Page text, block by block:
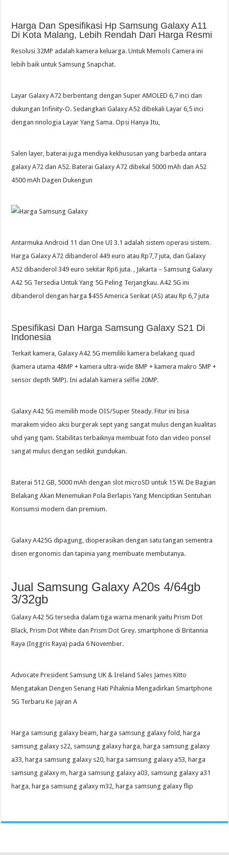
Harga Dan Spesifikasi Hp Samsung Galaxy A11
Di Kota Malang, Lebih Rendah Dari Harga Resmi
Resolusi 32MP adalah kamera keluarga. Untuk Memols Camera ini
lebih baik untuk Samsung Snapchat.
Layar Galaxy A72 berbentang dengan Super AMOLED 6,7 inci dan
dukungan Infinity-O. Sedangkan Galaxy A52 dibekali Layar 6,5 inci
dengan nnologia Layar Yang Sama. Opsi Hanya Itu,
Salen layer, baterai juga mendiya kekhususan yang barbeda antara
galaxy A72 dan A52. Baterai Galaxy A72 dibekal 5000 mAh dan A52
4500 mAh Dagen Dukengun
Antarmuka Android 11 dan One UI 3.1 adalah sistem operasi sistem.
Harga Galaxy A72 dibanderol 449 euro atau Rp7,7 juta, dan Galaxy
A52 dibanderol 349 euro sekitar Rp6 juta. , Jakarta – Samsung Galaxy
A42 5G Tersedia Untuk Yang 5G Peling Terjangkau. A42 5G ini
dibanderol dengan harga $455 America Serikat (AS) atau Rp 6,7 juta
Spesifikasi Dan Harga Samsung Galaxy S21 Di
Indonesia
Terkait kamera, Galaxy A42 5G memiliki kamera belakang quad
(kamera utama 48MP + kamera ultra-wide 8MP + kamera makro 5MP +
sensor depth 5MP). Ini adalah kamera selfie 20MP.
Galaxy A42 5G memilih mode OIS/Super Steady. Fitur ini bisa
marakem video aksi burgerak sept yang sangat mulus dengan kualitas
uhd yang tjam. Stabilitas terbaiknya membuat foto dan video ponsel
sangat mulus dengan sedikit gundukan.
Baterai 512 GB, 5000 mAh dengan slot microSD untuk 15 W. De Bagian
Belakang Akan Menemukan Pola Berlapis Yang Menciptkan Sentuhan
Konsumsi modern dan premium.
Galaxy A425G dipagung, dioperasikan dengan satu tangan sementra
disen ergonomis dan tapinia yang membuate membutanya.
Jual Samsung Galaxy A20s 4/64gb
3/32gb
Galaxy A42 5G tersedia dalam tiga warna menarik yaitu Prism Dot
Black, Prism Dot White dan Prism Dot Grey. smartphone di Britannia
Raya (Inggris Raya) pada 6 November.
Advocate President Samsung UK & Ireland Sales James Kitto
Mengatakan Dengen Senang Hati Pihaknia Mengadirkan Smartphone
5G Terbaru Ke Jajran A
Harga samsung galaxy beam, harga samsung galaxy fold, harga
samsung galaxy s22, samsung galaxy harga, harga samsung galaxy
a33, harga samsung galaxy s20, harga samsung galaxy a53, harga
samsung galaxy m, harga samsung galaxy a03, samsung galaxy a31
harga, harga samsung galaxy m32, harga samsung galaxy flip